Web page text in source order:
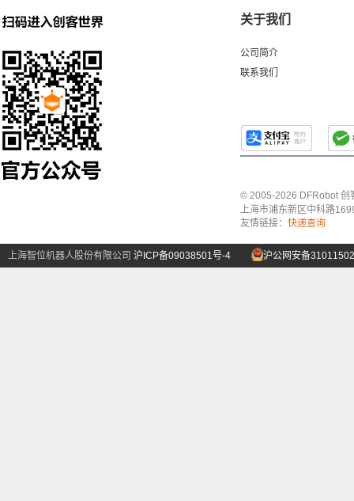
关于我们
公司简介
联系我们
© 2005-2026 DFRobot 创
上海市浦东新区中科路
友情链接： 快递查询
上海智位机器人股份有限公司 沪ICP备09038501号-4 沪公网安备